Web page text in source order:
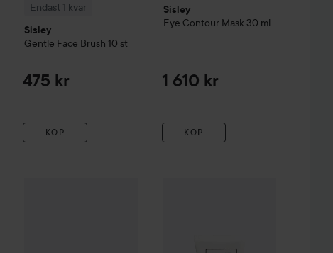
Endast 1 kvar
Sisley
Gentle Face Brush 10 st
475 kr
KÖP
Sisley
Eye Contour Mask 30 ml
1 610 kr
KÖP